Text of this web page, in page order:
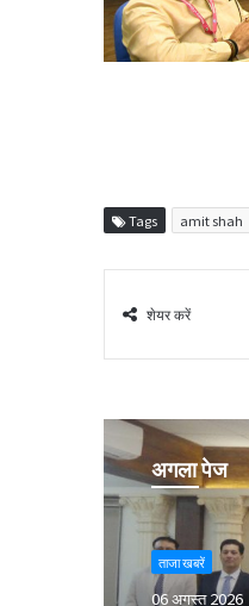
Tags amit shah
शेयर करें
अगला पेज
ताजा खबरें
06 अगस्त 2026